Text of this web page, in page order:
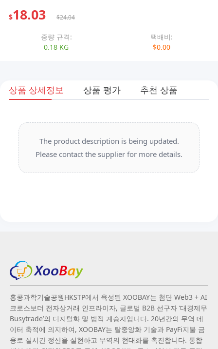
$18.03 $24.04
중량 규격:
0.18 KG
택배비:
$0.00
상품 상세정보 상품 평가 추천 상품
The product description is being updated.
Please contact the supplier for more details.
홍콩과학기술공원HKSTP에서 육성된 XOOBAY는 첨단 Web3 + AI
크로스보더 전자상거래 인프라이자, 글로벌 B2B 선구자 ‘대경제무
Busytrade’의 디지털화 및 법적 계승자입니다. 20년간의 무역 데
이터 축적에 의지하여, XOOBAY는 탈중앙화 기술과 PayFi지불 금
융로 실시간 정산을 실현하고 무역의 현대화를 촉진합니다. 통합